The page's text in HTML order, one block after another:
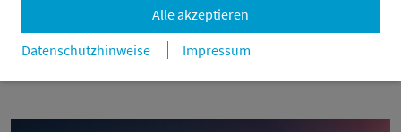
Alle akzeptieren
Datenschutzhinweise
Impressum
Der China-Schock 2.0 befeuert Europas
Populismus